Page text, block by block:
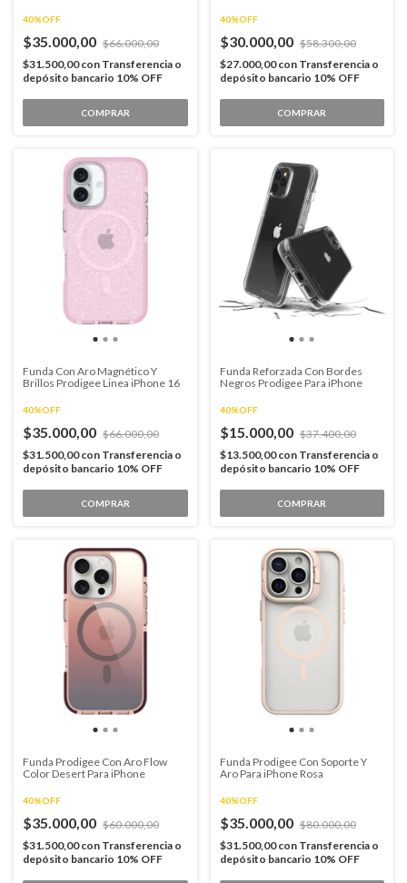
40%OFF
$35.000,00 $66.000,00
$31.500,00con Transferencia o
depósito bancario 10% OFF
COMPRAR
40%OFF
$30.000,00 $58.300,00
$27.000,00con Transferencia o
depósito bancario 10% OFF
COMPRAR
Funda Con Aro Magnético Y
Brillos Prodigee Linea iPhone 16
40%OFF
$35.000,00 $66.000,00
$31.500,00con Transferencia o
depósito bancario 10% OFF
COMPRAR
Funda Reforzada Con Bordes
Negros Prodigee Para iPhone
40%OFF
$15.000,00 $37.400,00
$13.500,00con Transferencia o
depósito bancario 10% OFF
COMPRAR
Funda Prodigee Con Aro Flow
Color Desert Para iPhone
40%OFF
$35.000,00 $60.000,00
$31.500,00con Transferencia o
depósito bancario 10% OFF
Funda Prodigee Con Soporte Y
Aro Para iPhone Rosa
40%OFF
$35.000,00 $80.000,00
$31.500,00con Transferencia o
depósito bancario 10% OFF